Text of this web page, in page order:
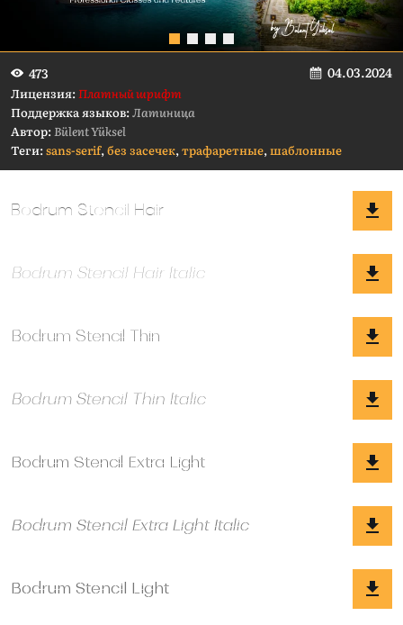
473 04.03.2024
Лицензия:Платный шрифт
Поддержка языков:Латиница
Автор:Bülent Yüksel
Теги:sans-serif,без засечек,трафаретные,шаблонные